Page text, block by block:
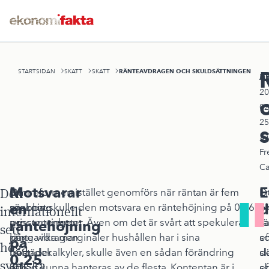
STARTSIDAN SKATT SKATT RÄNTEAVDRAGEN OCH SKULDSÄTTNINGEN
25
av
Den
internationellt
sett
höga
svenska
Den
snabba
prisstegringen
på
bostäder
Motsvarar
en
räntehöjning
på
0,25
En
sänkning
av
ränteavdragen
från
Om reformen istället genomförs när räntan är fem
procent skulle den motsvara en räntehöjning på 0,36
procentenheter. Även om det är svårt att spekulera
kring vilka marginaler hushållen har i sina
boendekalkyler, skulle även en sådan förändring